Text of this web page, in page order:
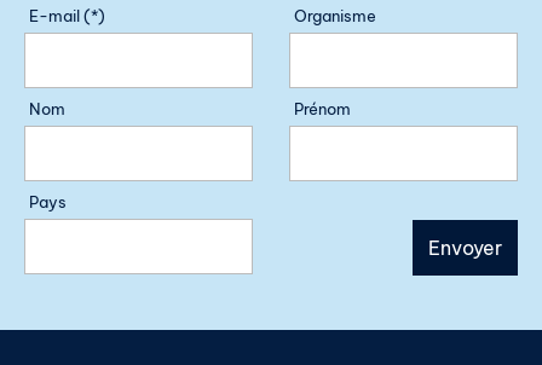
E-mail (*)
Organisme
Nom Prénom
Pays